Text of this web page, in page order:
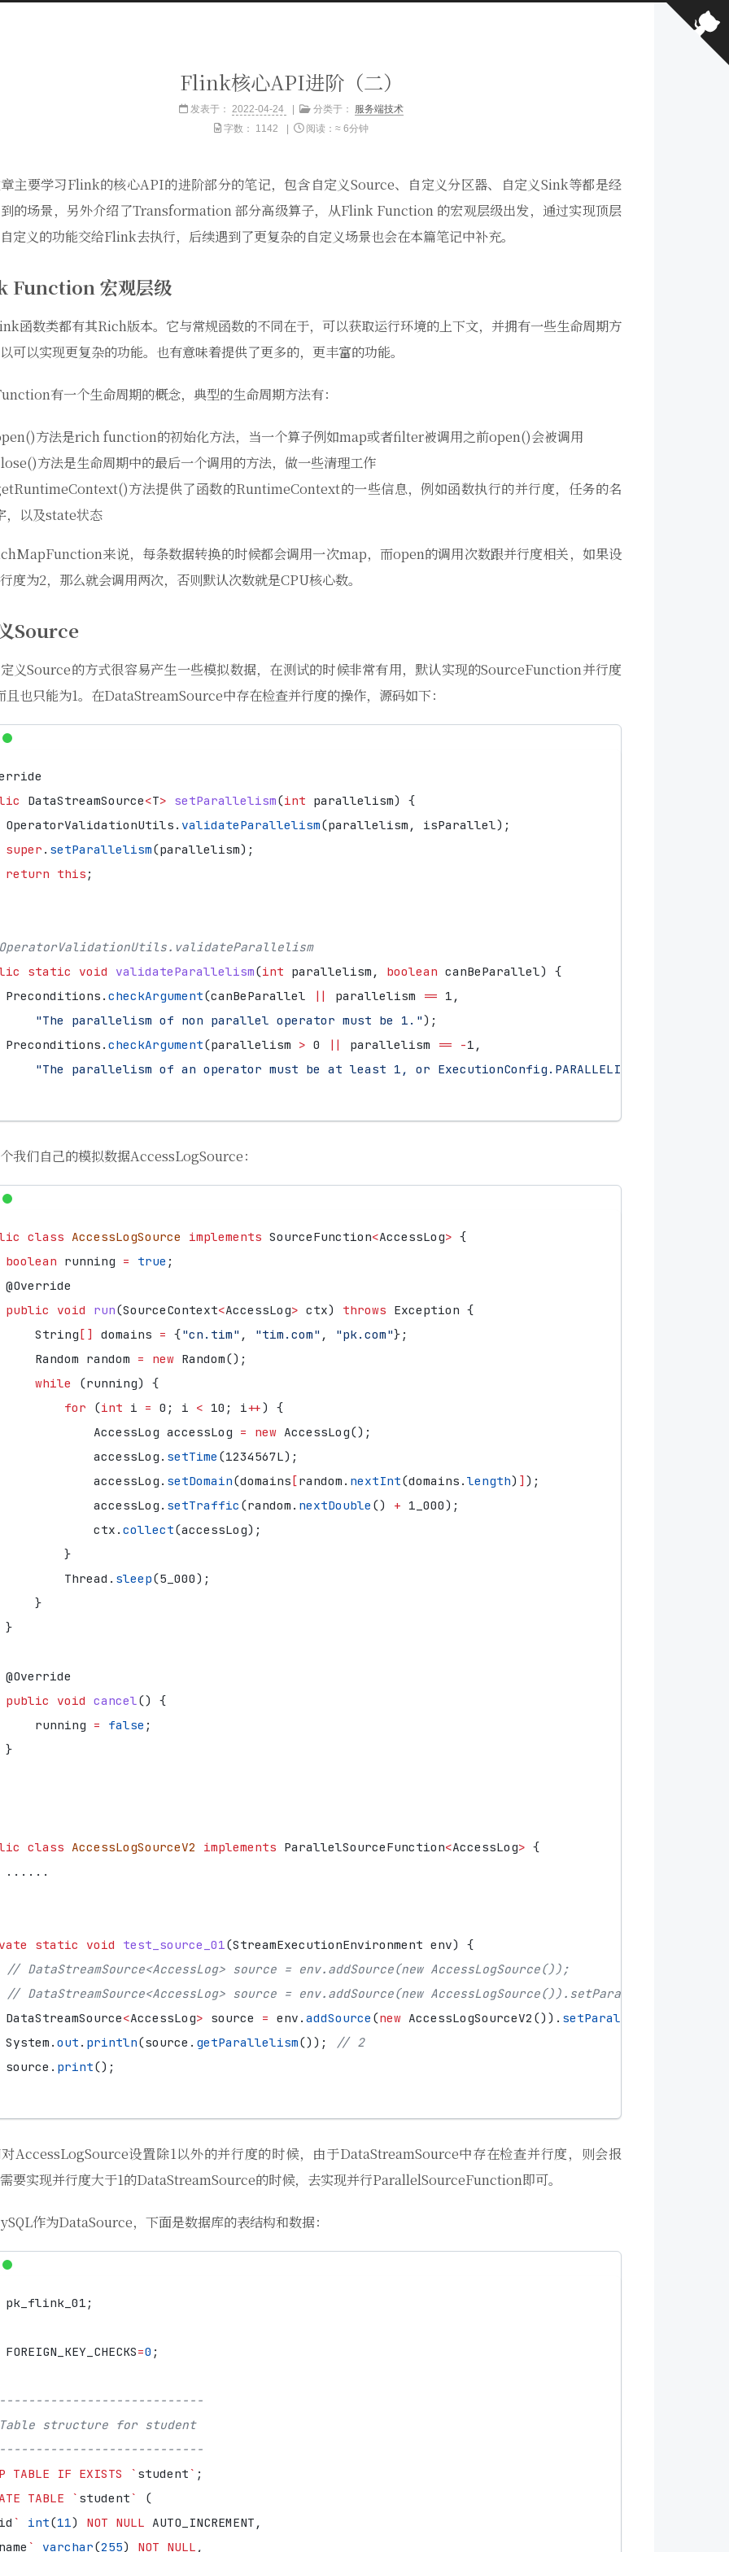
Flink核心API进阶（二）
发表于：2022-04-24 分类于：
服务端技术
字数：
1142 阅读：≈ 6分钟
主要学习Flink的核心API的进阶部分的笔记，包含自定义Source、自定义分区器、自定义Sink等都是经
的场景，另外介绍了Transformation 部分高级算子，从Flink Function 的宏观层级出发，通过实现顶层
定义的功能交给Flink去执行，后续遇到了更复杂的自定义场景也会在本篇笔记中补充。
Function 宏观层级
函数类都有其Rich版本。它与常规函数的不同在于，可以获取运行环境的上下文，并拥有一些生命周期方
可以实现更复杂的功能。也有意味着提供了更多的，更丰富的功能。
有一个生命周期的概念，典型的生命周期方法有：
方法是rich function的初始化方法，当一个算子例如map或者filter被调用之前open()会被调用
方法是生命周期中的最后一个调用的方法，做一些清理工作
方法提供了函数的RuntimeContext的一些信息，例如函数执行的并行度，任务的名
，以及state状态
来说，每条数据转换的时候都会调用一次map，而open的调用次数跟并行度相关，如果设
度为2，那么就会调用两次，否则默认次数就是CPU核心数。
Source
义Source的方式很容易产生一些模拟数据，在测试的时候非常有用，默认实现的SourceFunction并行度
且也只能为1。在DataStreamSource中存在检查并行度的操作，源码如下：
DataStreamSource<T> setParallelism(int parallelism)
{
OperatorValidationUtils . validateParallelism(parallelism , isParallel);
super . setParallelism(parallelism);
return this ;
static void validateParallelism(int parallelism , boolean canBeParallel)
{
Preconditions . checkArgument(canBeParallel || parallelism == 1 ,
"The parallelism of non parallel operator must be 1.");
Preconditions . checkArgument(parallelism > 0 || parallelism == -1 ,
"The parallelism of an operator must be at least 1, or ExecutionConfig.PARALLELISM_DEFAULT
我们自己的模拟数据AccessLogSource：
class AccessLogSource implements SourceFunction<AccessLog> {
boolean running = true ;
@Override
public
void run(SourceContext<AccessLog> ctx) throws Exception {
String [] domains = {"cn.tim" , "tim.com" , "pk.com"};
Random random = new Random();
while
(running)
{
for
(int i = 0 ; i < 10 ; i++)
{
AccessLog accessLog = new AccessLog();
accessLog . setTime (1234567L);
accessLog . setDomain(domains [random . nextInt(domains . length) ] );
accessLog . setTraffic (random . nextDouble () + 1_000);
ctx . collect(accessLog);
}
Thread . sleep(5_000);
}
}
@Override
public
void cancel()
{
running = false ;
}
class AccessLogSourceV2 implements ParallelSourceFunction<AccessLog> {
......
static void test_source_01(StreamExecutionEnvironment env)
{
// DataStreamSource<AccessLog> source = env.addSource(new AccessLogSource());
// DataStreamSource<AccessLog> source = env.addSource(new AccessLogSource()).setParallelism(2);
DataStreamSource<AccessLog> source = env . addSource (new AccessLogSourceV2 ()). setParallelism
System . out . println(source . getParallelism());
// 2
source . print();
AccessLogSource设置除1以外的并行度的时候，由于DataStreamSource中存在检查并行度，则会报
要实现并行度大于1的DataStreamSource的时候，去实现并行ParallelSourceFunction即可。
作为DataSource，下面是数据库的表结构和数据：
pk_flink_01 ;
FOREIGN_KEY_CHECKS=0 ;
TABLE IF EXISTS ` student ` ;
TABLE ` student `
(
` int(11) NOT NULL AUTO_INCREMENT ,
` varchar(255) NOT NULL ,